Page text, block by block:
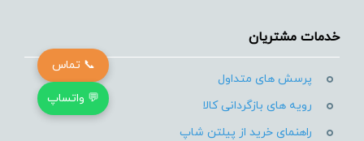
خدمات مشتریان
پرسش های متداول
رویه های بازگردانی کالا
راهنمای خرید از پیلتن شاپ
📞 تماس
💬 واتساپ